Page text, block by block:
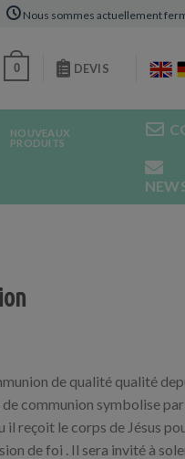
Nous sommes actuellement
0 DEVIS
NOUVEAUX
PRODUITS
de qualité qualité
communion symbolise
il reçoit le corps de Jésus
de foi . Il sera invité à